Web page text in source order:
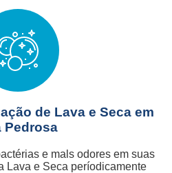
de Lava e Seca em
Pedrosa
e mals odores em suas
Lava e Seca períodicamente